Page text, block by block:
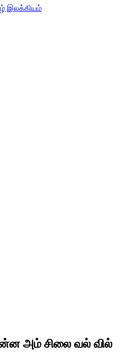
அம் சிலை வல் வில்